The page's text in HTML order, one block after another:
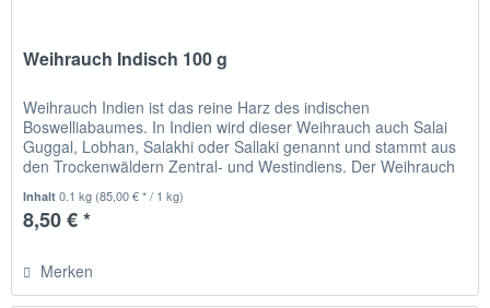
Weihrauch Indisch 100 g
Weihrauch Indien ist das reine Harz des indischen
Boswelliabaumes. In Indien wird dieser Weihrauch auch Salai
Guggal, Lobhan, Salakhi oder Sallaki genannt und stammt aus
den Trockenwäldern Zentral- und Westindiens. Der Weihrauch
Inhalt0.1 kg (85,00 € * / 1 kg)
8,50 € *
Merken